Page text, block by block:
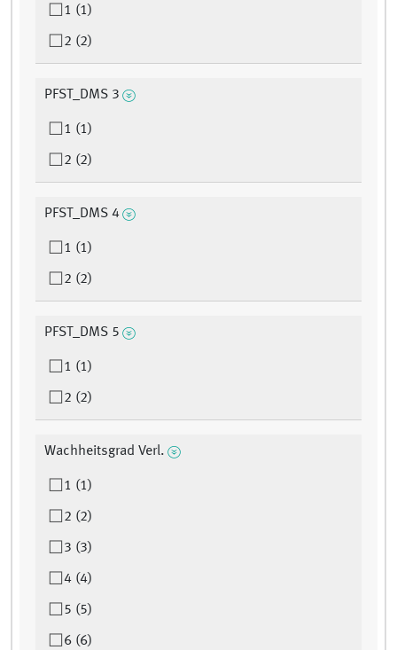
1 (1)
2 (2)
PFST_DMS 3
1 (1)
2 (2)
PFST_DMS 4
1 (1)
2 (2)
PFST_DMS 5
1 (1)
2 (2)
Wachheitsgrad Verl.
1 (1)
2 (2)
3 (3)
4 (4)
5 (5)
6 (6)